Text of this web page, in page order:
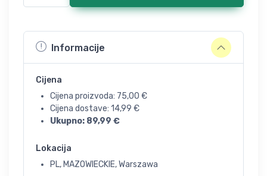
Informacije
Cijena
Cijena proizvoda: 75,00 €
Cijena dostave: 14,99 €
Ukupno: 89,99 €
Lokacija
PL, MAZOWIECKIE, Warszawa